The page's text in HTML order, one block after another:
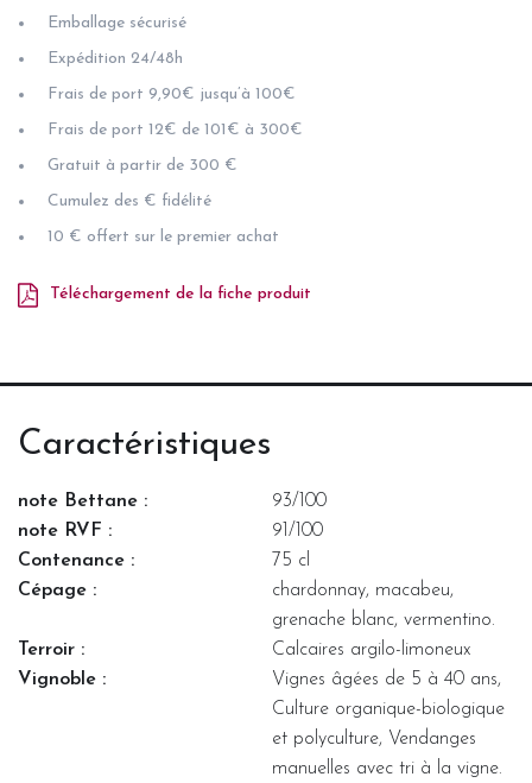
Emballage sécurisé
Expédition 24/48h
Frais de port 9,90€ jusqu’à 100€
Frais de port 12€ de 101€ à 300€
Gratuit à partir de 300 €
Cumulez des € fidélité
10 € offert sur le premier achat
Téléchargement de la fiche produit
Caractéristiques
note Bettane :
93/100
note RVF :
91/100
Contenance :
75 cl
Cépage :
chardonnay, macabeu,
grenache blanc, vermentino.
Terroir :
Calcaires argilo-limoneux
Vignoble :
Vignes âgées de 5 à 40 ans,
Culture organique-biologique
et polyculture, Vendanges
manuelles avec tri à la vigne.